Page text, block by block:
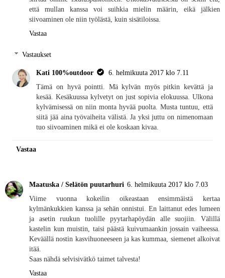
että mullan kanssa voi suihkia mielin määrin, eikä jälkien
siivoaminen ole niin työlästä, kuin sisätiloissa.
Vastaa
Vastaukset
Kati 100%outdoor
6. helmikuuta 2017 klo 7.11
Tämä on hyvä pointti. Mä kylvän myös pitkin kevättä ja
kesää. Kesäkuussa kylvetyt on just sopivia elokuussa. Ulkona
kylvämisessä on niin monta hyvää puolta. Musta tuntuu, että
siitä jää aina työvaiheita välistä. Ja yksi juttu on nimenomaan
tuo siivoaminen mikä ei ole koskaan kivaa.
Vastaa
Maatuska / Selätön puutarhuri 6. helmikuuta 2017 klo 7.03
Viime vuonna kokeilin oikeastaan ensimmäistä kertaa
kylmänkukkien kanssa ja sehän onnistui. En laittanut edes lumeen
ja asetin ruukun tuolille pyytarhapöydän alle suojiin. Välillä
kastelin kun muistin, taisi päästä kuivumaankin jossain vaiheessa.
Keväällä nostin kasvihuoneeseen ja kas kummaa, siemenet alkoivat
itää.
Saas nähdä selvisivätkö taimet talvesta!
Vastaa